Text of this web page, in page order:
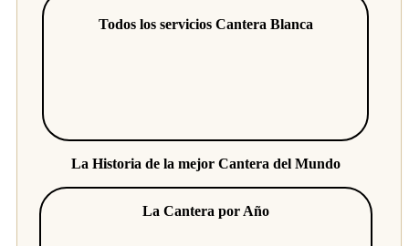
Todos los servicios Cantera Blanca
La Historia de la mejor Cantera del Mundo
La Cantera por Año